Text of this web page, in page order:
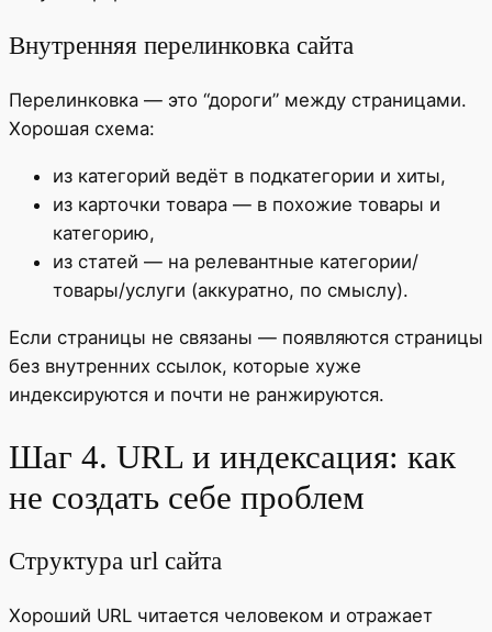
Внутренняя перелинковка сайта
Перелинковка — это “дороги” между страницами.
Хорошая схема:
из категорий ведёт в подкатегории и хиты,
из карточки товара — в похожие товары и
категорию,
из статей — на релевантные категории/
товары/услуги (аккуратно, по смыслу).
Если страницы не связаны — появляются страницы
без внутренних ссылок, которые хуже
индексируются и почти не ранжируются.
Шаг 4. URL и индексация: как
не создать себе проблем
Структура url сайта
Хороший URL читается человеком и отражает